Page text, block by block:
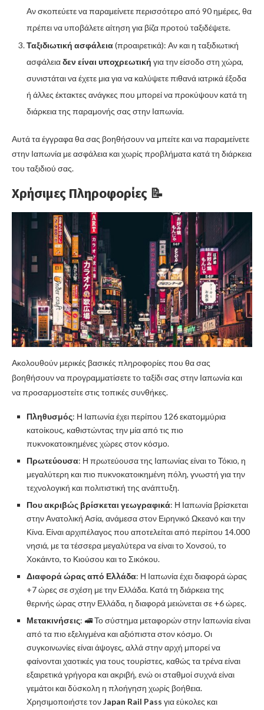
Αν σκοπεύετε να παραμείνετε περισσότερο από 90 ημέρες, θα
πρέπει να υποβάλετε αίτηση για βίζα προτού ταξιδέψετε.
Ταξιδιωτική ασφάλεια(προαιρετικά): Αν και η ταξιδιωτική
ασφάλειαδεν είναι υποχρεωτική για την είσοδο στη χώρα,
συνιστάται να έχετε μια για να καλύψετε πιθανά ιατρικά έξοδα
ή άλλες έκτακτες ανάγκες που μπορεί να προκύψουν κατά τη
διάρκεια της παραμονής σας στην Ιαπωνία.
Αυτά τα έγγραφα θα σας βοηθήσουν να μπείτε και να παραμείνετε
στην Ιαπωνία με ασφάλεια και χωρίς προβλήματα κατά τη διάρκεια
του ταξιδιού σας.
Χρήσιμες Πληροφορίες 📝
Ακολουθούν μερικές βασικές πληροφορίες που θα σας
βοηθήσουν να προγραμματίσετε το ταξίδι σας στην Ιαπωνία και
να προσαρμοστείτε στις τοπικές συνθήκες.
Πληθυσμός: Η Ιαπωνία έχει περίπου 126 εκατομμύρια
κατοίκους, καθιστώντας την μία από τις πιο
πυκνοκατοικημένες χώρες στον κόσμο.
Πρωτεύουσα: Η πρωτεύουσα της Ιαπωνίας είναι το Τόκιο, η
μεγαλύτερη και πιο πυκνοκατοικημένη πόλη, γνωστή για την
τεχνολογική και πολιτιστική της ανάπτυξη.
Που ακριβώς βρίσκεται γεωγραφικά: Η Ιαπωνία βρίσκεται
στην Ανατολική Ασία, ανάμεσα στον Ειρηνικό Ωκεανό και την
Κίνα. Είναι αρχιπέλαγος που αποτελείται από περίπου 14.000
νησιά, με τα τέσσερα μεγαλύτερα να είναι το Χονσού, το
Χοκάιντο, το Κιούσου και το Σικόκου.
Διαφορά ώρας από Ελλάδα: Η Ιαπωνία έχει διαφορά ώρας
+7 ώρες σε σχέση με την Ελλάδα. Κατά τη διάρκεια της
θερινής ώρας στην Ελλάδα, η διαφορά μειώνεται σε +6 ώρες.
Μετακινήσεις: 🚅 Το σύστημα μεταφορών στην Ιαπωνία είναι
από τα πιο εξελιγμένα και αξιόπιστα στον κόσμο. Οι
συγκοινωνίες είναι άψογες, αλλά στην αρχή μπορεί να
φαίνονται χαοτικές για τους τουρίστες, καθώς τα τρένα είναι
εξαιρετικά γρήγορα και ακριβή, ενώ οι σταθμοί συχνά είναι
γεμάτοι και δύσκολη η πλοήγηση χωρίς βοήθεια.
Χρησιμοποιήστε τονJapan Rail Pass για εύκολες και